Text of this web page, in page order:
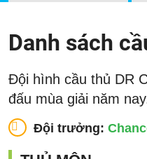
Danh sách
Đội hình cầu thủ DR
đấu mùa giải năm
Đội trưởng: